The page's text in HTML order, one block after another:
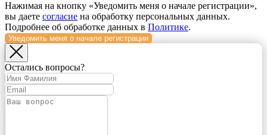
Нажимая на кнопку «Уведомить меня о начале регистрации»,
вы даете согласие на обработку персональных данных.
Подробнее об обработке данных в Политике.
Уведомить меня о начале регистрации
Остались вопросы?